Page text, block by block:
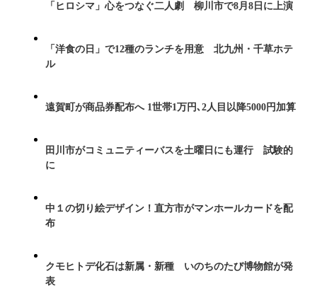
「ヒロシマ」心をつなぐ二人劇 柳川市で8月8日に上演
「洋食の日」で12種のランチを用意 北九州・千草ホテ
ル
遠賀町が商品券配布へ 1世帯1万円､2人目以降5000円加算
田川市がコミュニティーバスを土曜日にも運行 試験的
に
中１の切り絵デザイン！直方市がマンホールカードを配
布
クモヒトデ化石は新属・新種 いのちのたび博物館が発
表